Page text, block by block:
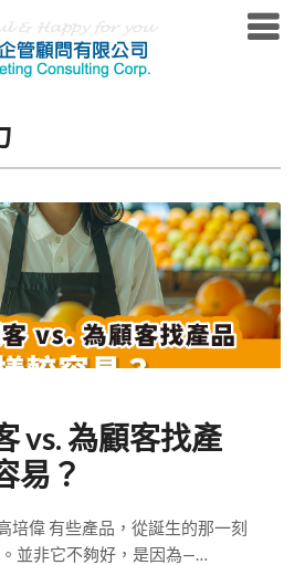
vs. 為顧客找產
易？
培偉 有些產品，從誕生的那一刻
並非它不夠好，是因為—…